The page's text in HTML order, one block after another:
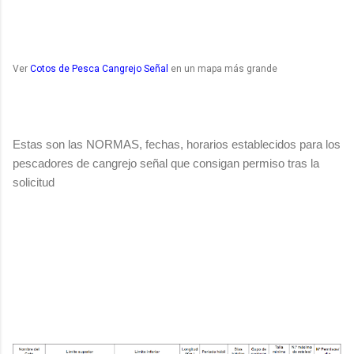
Ver Cotos de Pesca Cangrejo Señal en un mapa más grande
Estas son las NORMAS, fechas, horarios establecidos para los
pescadores de cangrejo señal que consigan permiso tras la
solicitud